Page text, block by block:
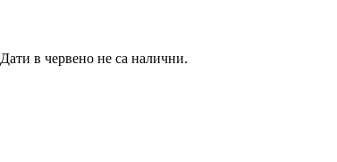
Дати в червено не са налични.